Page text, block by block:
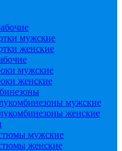
мужские
женские
мужские
женские
мужские
женские
мужские
женские